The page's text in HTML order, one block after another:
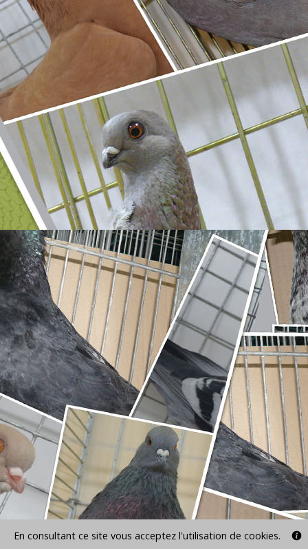
En consultant ce site vous acceptez l'utilisation de cookies.